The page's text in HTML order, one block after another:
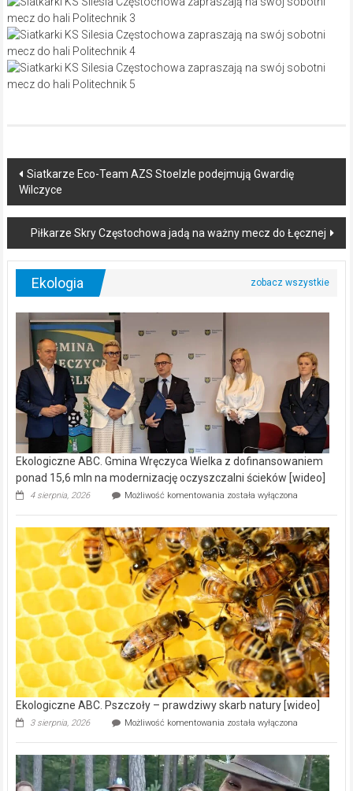
Post
navigation
Siatkarze Eco-Team AZS Stoelzle podejmują Gwardię
Wilczyce
Piłkarze Skry Częstochowa jadą na ważny mecz do Łęcznej
Ekologia
Ekologiczne ABC. Gmina Wręczyca Wielka z dofinansowaniem
ponad 15,6 mln na modernizację oczyszczalni ścieków [wideo]
4 sierpnia, 2026 Możliwość komentowania Ekologiczne
Wręczyca
Wielka
z
dofinansowaniem
ponad
15,6
mln
na
modernizację
oczyszczalni
ścieków
[wideo]
została wyłączona
Ekologiczne ABC. Pszczoły – prawdziwy skarb natury [wideo]
3 sierpnia, 2026 Możliwość komentowania Ekologiczne
–
prawdziwy
skarb
została wyłączona